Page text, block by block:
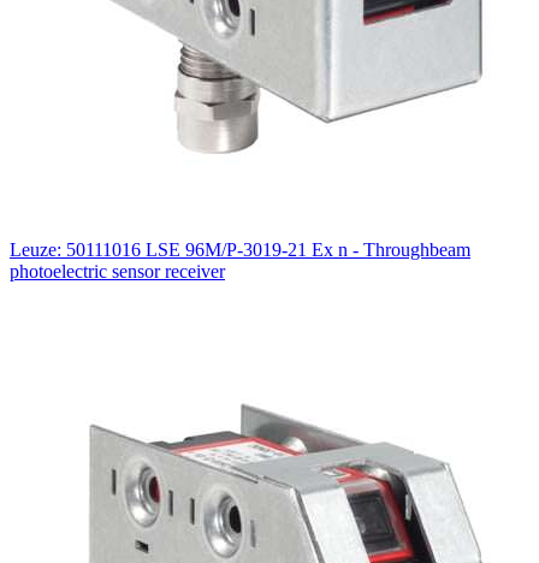
Leuze: 50111016 LSE 96M/P-3019-21 Ex n - Throughbeam
photoelectric sensor receiver